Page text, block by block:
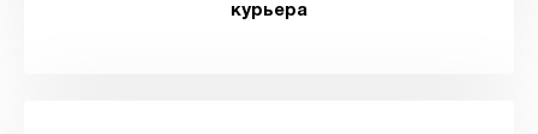
курьера